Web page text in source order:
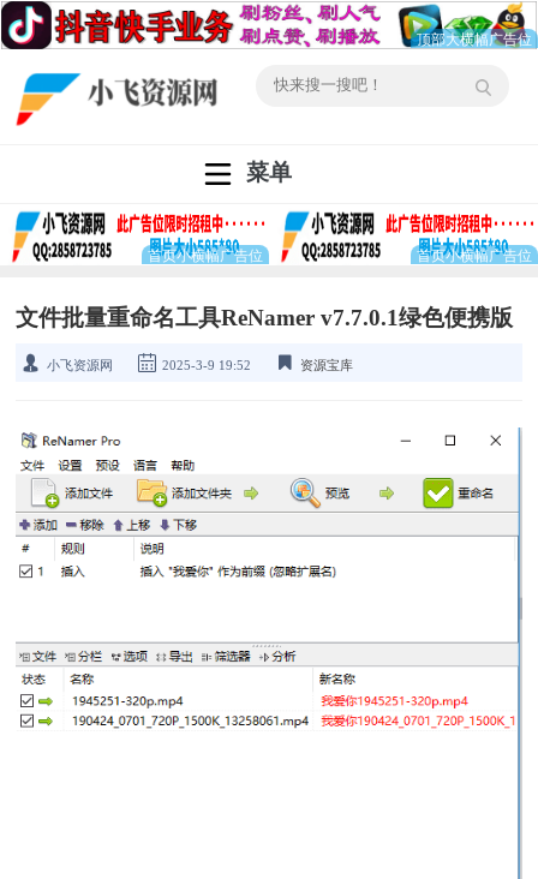
菜单
文件批量重命名工具ReNamer v7.7.0.1绿色便携版
小飞资源网 2025-3-9 19:52 资源宝库